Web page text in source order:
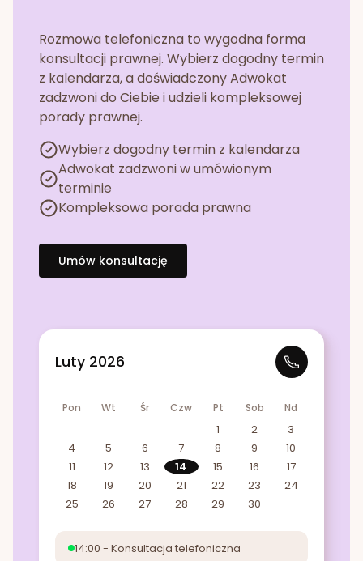
Rozmowa telefoniczna to wygodna forma
konsultacji prawnej. Wybierz dogodny termin
z kalendarza, a doświadczony Adwokat
zadzwoni do Ciebie i udzieli kompleksowej
porady prawnej.
Wybierz dogodny termin z kalendarza
Adwokat zadzwoni w umówionym
terminie
Kompleksowa porada prawna
Umów konsultację
Luty 2026
Pon Wt Śr Czw Pt Sob Nd
1 2
3
4
5 6 7 8 9
10
11
12 13 14 15 16
17
18
19 20 21 22 23
24
25
26 27 28 29 30
14:00 - Konsultacja telefoniczna